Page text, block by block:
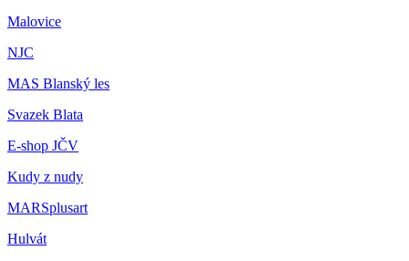
Malovice
NJC
MAS Blanský les
Svazek Blata
E-shop JČV
Kudy z nudy
MARSplusart
Hulvát